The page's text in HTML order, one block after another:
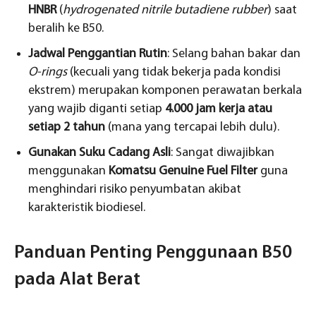
HNBR(hydrogenated nitrile butadiene rubber) saat
beralih ke B50.
Jadwal Penggantian Rutin: Selang bahan bakar dan
O-rings(kecuali yang tidak bekerja pada kondisi
ekstrem) merupakan komponen perawatan berkala
yang wajib diganti setiap 4.000 jam kerja atau
setiap 2 tahun (mana yang tercapai lebih dulu).
Gunakan Suku Cadang Asli: Sangat diwajibkan
menggunakan Komatsu Genuine Fuel Filterguna
menghindari risiko penyumbatan akibat
karakteristik biodiesel.
Panduan Penting Penggunaan B50
pada Alat Berat